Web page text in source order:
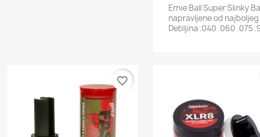
Ernie Ball Super Slinky
napravljene od
Debljina .040 .060 .075
favorite_border